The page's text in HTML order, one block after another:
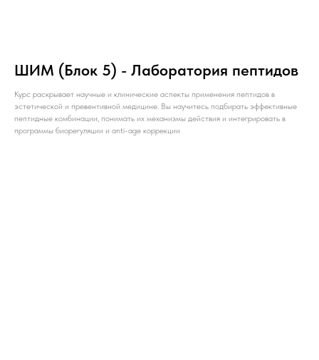
ШИМ (Блок 5) - Лаборатория пептидов
Курс раскрывает научные и клинические аспекты применения пептидов в
эстетической и превентивной медицине. Вы научитесь подбирать эффективные
пептидные комбинации, понимать их механизмы действия и интегрировать в
программы биорегуляции и anti-age коррекции